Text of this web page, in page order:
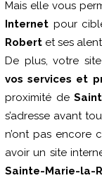
Mais elle vous
Internet pour
Robert et ses
De plus, votre
vos services et
proximité de
s’adresse avant
n’ont pas encore
avoir un site
Sainte-Marie-la-